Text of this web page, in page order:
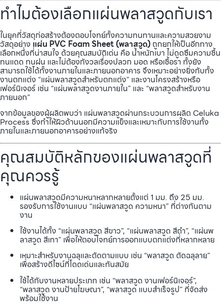
ทำไมต้องเลือกแผ่นพลาสวูดกับเรา
ในยุคที่วัสดุก่อสร้างต้องตอบโจทย์ทั้งความทนทานและความสวยงาม
วัสดุอย่าง แผ่น PVC Foam Sheet (พลาสวูด) ถูกยกให้เป็นอีกทาง
เลือกหนึ่งที่น่าสนใจ ด้วยคุณสมบัติเด่น คือ น้ำหนักเบา ไม่ดูดซึมความชื้น
ทนแดด ทนฝน และไม่ต้องกังวลเรื่องปลวก มอด หรือเชื้อรา ทั้งยัง
สามารถใช้ได้ทั้งงานภายในและภายนอกอาคาร จึงเหมาะอย่างยิ่งกับทั้ง
งานตกแต่ง “แผ่นพลาสวูดสำหรับตกแต่ง” และงานโครงสร้างหรือ
เฟอร์นิเจอร์ เช่น “แผ่นพลาสวูดงานภายใน” และ “พลาสวูดสำหรับงาน
ภายนอก”
จากข้อมูลของผู้ผลิตพบว่า แผ่นพลาสวูดผ่านกระบวนการผลิต Celuka
Process ซึ่งทำให้ผิวด้านนอกมีความแข็งและเหมาะกับการใช้งานทั้ง
ภายในและภายนอกอาคารอย่างแท้จริง
คุณสมบัติหลักของแผ่นพลาสวูดที่
คุณควรรู้
แผ่นพลาสวูดมีความหนาหลากหลายตั้งแต่ 1 มม. ถึง 25 มม.
รองรับการใช้งานแบบ “แผ่นพลาสวูด ความหนา” ที่ต่างกันตาม
งาน
ใช้งานได้ทั้ง “แผ่นพลาสวูด สีขาว”, “แผ่นพลาสวูด สีดำ”, “แผ่นพ
ลาสวูด สีเทา” เพื่อให้ตอบโจทย์การออกแบบตกแต่งที่หลากหลาย
เหมาะสำหรับงานฉลุและตัดตามแบบ เช่น “พลาสวูด ตัดฉลุลาย”
เพื่อสร้างดีไซน์ที่โดดเด่นและทันสมัย
ใช้ได้กับงานหลายประเภท เช่น “พลาสวูด งานเฟอร์นิเจอร์”,
“พลาสวูด งานป้ายโฆษณา”, “พลาสวูด แบบสำเร็จรูป” ที่จัดส่ง
พร้อมใช้งาน